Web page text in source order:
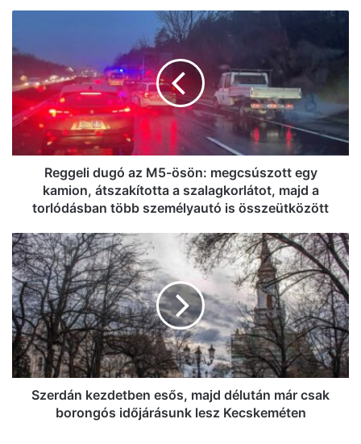
Iskolakezdési támogatás az
önkormányzattól, mutatjuk, hogyan
juthatsz hozzá
az
M5-
ösön:
megcsúszott
egy
kamion,
átszakította
szalagkorlátot,
majd
torlódásban
több
személyautó
is
összeütközött
Reggeli dugó az M5-ösön: megcsúszott egy
kamion, átszakította a szalagkorlátot, majd a
torlódásban több személyautó is összeütközött
Szerdán
kezdetben
esős,
majd
délután
már
csak
borongós
időjárásunk
Kecskeméten
Szerdán kezdetben esős, majd délután már csak
borongós időjárásunk lesz Kecskeméten